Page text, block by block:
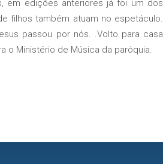
em edições anteriores já foi um dos
filhos também atuam no espetáculo.
passou por nós. .Volto para casa
o Ministério de Música da paróquia.